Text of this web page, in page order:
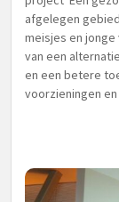
afgelegen
meisjes en
van een
en een betere
voorzieningen